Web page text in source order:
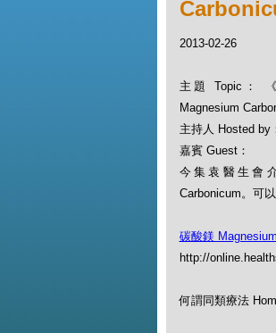
2013-02-26
主題 Topic：
Magnesium
主持人 Hosted by
嘉賓 Guest：
今集袁醫生會
Carbonicum。可
碳酸鎂
http://
何謂同類療法